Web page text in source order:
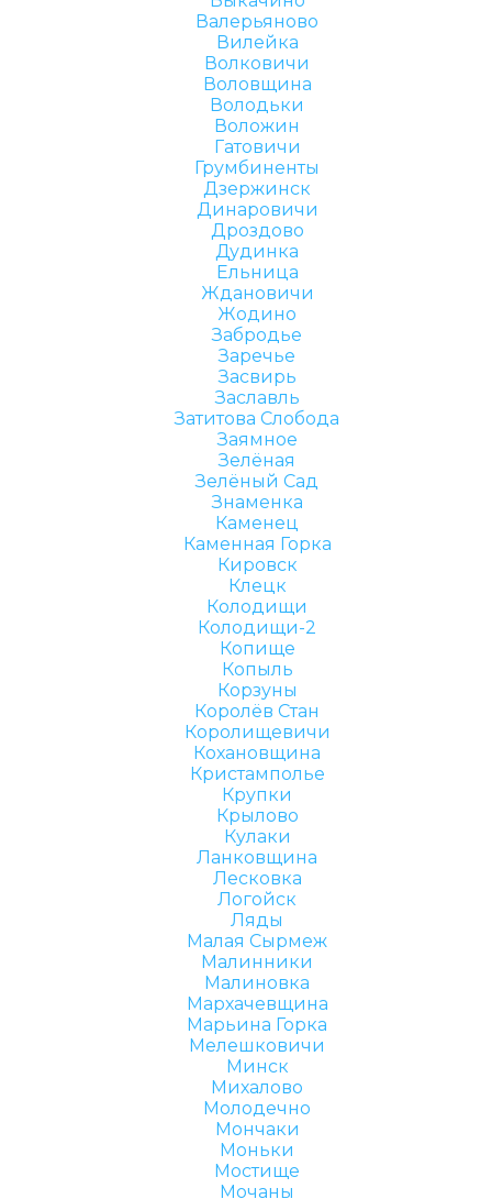
Валерьяново
Вилейка
Волковичи
Воловщина
Володьки
Воложин
Гатовичи
Грумбиненты
Дзержинск
Динаровичи
Дроздово
Дудинка
Ельница
Ждановичи
Жодино
Забродье
Заречье
Засвирь
Заславль
Затитова Слобода
Заямное
Зелёная
Зелёный Сад
Знаменка
Каменец
Каменная Горка
Кировск
Клецк
Колодищи
Колодищи-2
Копище
Копыль
Корзуны
Королёв Стан
Королищевичи
Кохановщина
Кристамполье
Крупки
Крылово
Кулаки
Ланковщина
Лесковка
Логойск
Ляды
Малая Сырмеж
Малинники
Малиновка
Мархачевщина
Марьина Горка
Мелешковичи
Минск
Михалово
Молодечно
Мончаки
Моньки
Мостище
Мочаны